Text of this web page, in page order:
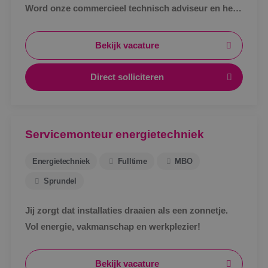
Word onze commercieel technisch adviseur en help
Bekijk vacature
Direct solliciteren
Servicemonteur energietechniek
Energietechniek Fulltime MBO
Sprundel
Jij zorgt dat installaties draaien als een zonnetje.
Vol energie, vakmanschap en werkplezier!
Bekijk vacature